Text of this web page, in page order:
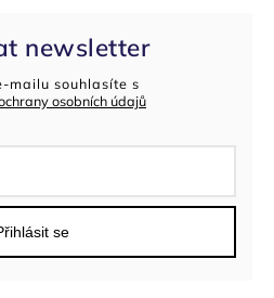
newsletter
mailu souhlasíte s
osobních údajů
se